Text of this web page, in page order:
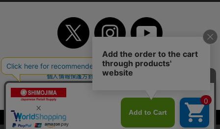
当サイトはクッキー（Cookie）を使用しています。Cookieの使用に同意いた
TOP 初めてご利用のお客様へ ご利用案内
ご利用規約
個人情報保護方針
特定商取引法
よくあるご質問
お問い合わせ
サイトマップ
Copyright© 2018 SHIMOJIMA Co.,Ltd. All Rights Reserved.